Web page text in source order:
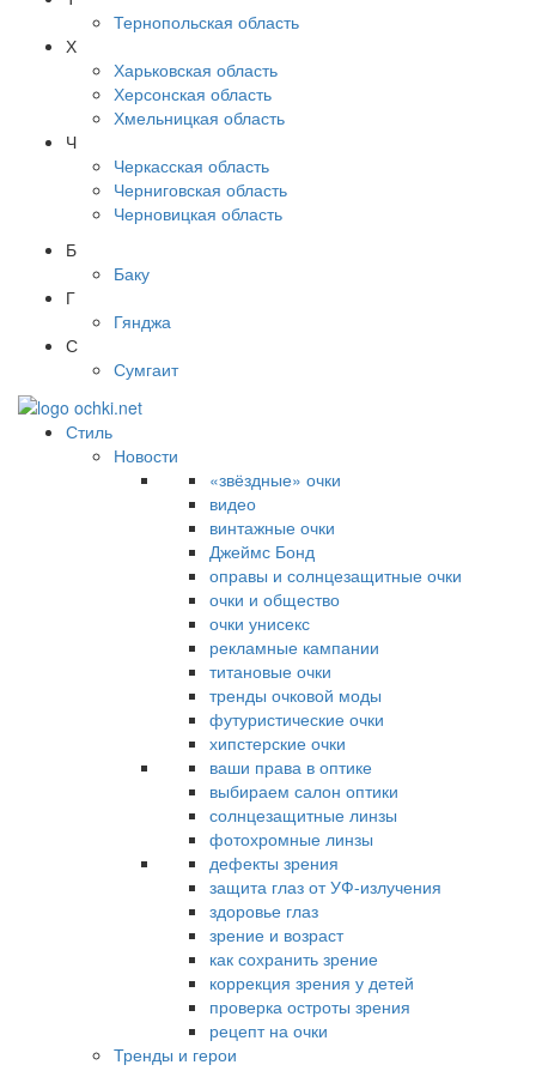
Тернопольская область
Х
Харьковская область
Херсонская область
Хмельницкая область
Ч
Черкасская область
Черниговская область
Черновицкая область
Б
Баку
Г
Гянджа
С
Сумгаит
Стиль
Новости
«звёздные» очки
видео
винтажные очки
Джеймс Бонд
оправы и солнцезащитные очки
очки и общество
очки унисекс
рекламные кампании
титановые очки
тренды очковой моды
футуристические очки
хипстерские очки
ваши права в оптике
выбираем салон оптики
солнцезащитные линзы
фотохромные линзы
дефекты зрения
защита глаз от УФ-излучения
здоровье глаз
зрение и возраст
как сохранить зрение
коррекция зрения у детей
проверка остроты зрения
рецепт на очки
Тренды и герои